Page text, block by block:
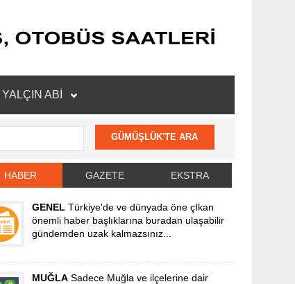
YALÇIN ABİ
HABER GAZETE EKSTRA
GENEL Türkiye'de ve dünyada öne çIkan
önemli haber başlıklarına buradan ulaşabilir
gündemden uzak kalmazsınız...
MUĞLASadece Muğla ve ilçelerine dair